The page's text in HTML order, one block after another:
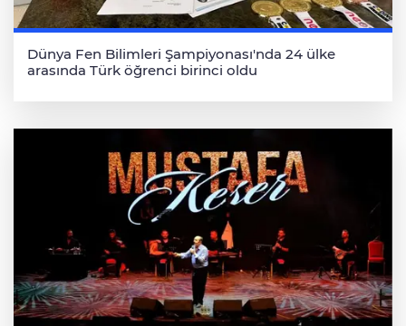
Dünya Fen Bilimleri Şampiyonası'nda 24 ülke
arasında Türk öğrenci birinci oldu